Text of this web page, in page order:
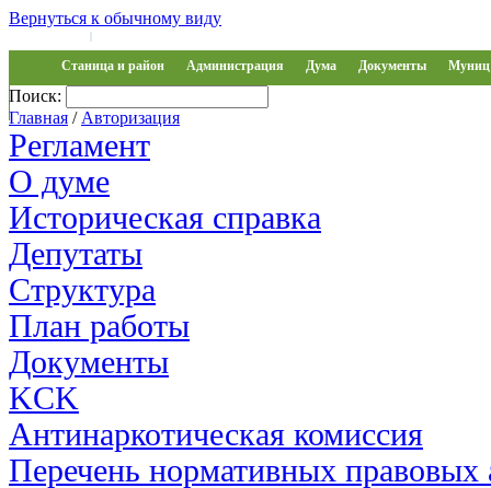
Вернуться к обычному виду
|
Станица и район Администрация Дума Документы Муниц
Обращения
Поиск:
Главная / Авторизация
Регламент
О думе
Историческая справка
Депутаты
Структура
План работы
Документы
KCK
Антинаркотическая комиссия
Перечень нормативных правовых